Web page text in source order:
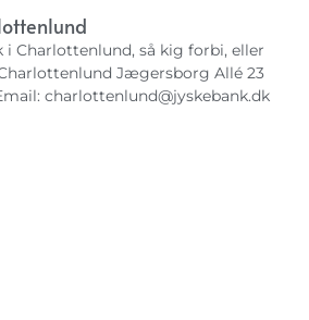
i Charlottenlund, så kig forbi, eller
Jægersborg Allé 23
charlottenlund@jyskebank.dk